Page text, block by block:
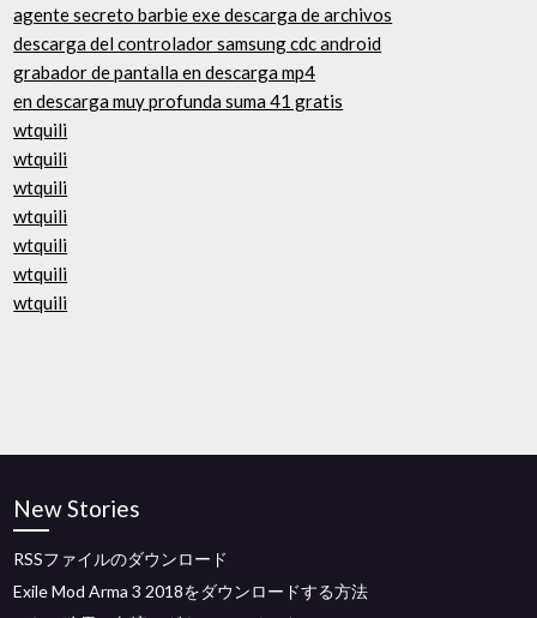
agente secreto barbie exe descarga de archivos
descarga del controlador samsung cdc android
grabador de pantalla en descarga mp4
en descarga muy profunda suma 41 gratis
wtquili
wtquili
wtquili
wtquili
wtquili
wtquili
wtquili
New Stories
RSSファイルのダウンロード
Exile Mod Arma 3 2018をダウンロードする方法